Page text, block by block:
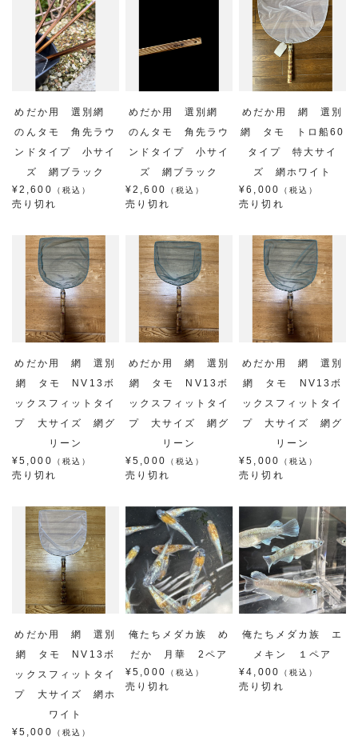
めだか用 選別網
のんタモ 角先ラウ
ンドタイプ 小サイ
ズ 網ブラック
¥2,600
（税込）
売り切れ
めだか用 選別網
のんタモ 角先ラウ
ンドタイプ 小サイ
ズ 網ブラック
¥2,600
（税込）
売り切れ
めだか用 網 選別
網 タモ トロ船60
タイプ 特大サイ
ズ 網ホワイト
¥6,000
（税込）
売り切れ
めだか用 網 選別
網 タモ NV13ボ
ックスフィットタイ
プ 大サイズ 網グ
リーン
¥5,000
（税込）
売り切れ
めだか用 網 選別
網 タモ NV13ボ
ックスフィットタイ
プ 大サイズ 網グ
リーン
¥5,000
（税込）
売り切れ
めだか用 網 選別
網 タモ NV13ボ
ックスフィットタイ
プ 大サイズ 網グ
リーン
¥5,000
（税込）
売り切れ
めだか用 網 選別
網 タモ NV13ボ
ックスフィットタイ
プ 大サイズ 網ホ
ワイト
¥5,000
（税込）
俺たちメダカ族 め
だか 月華 2ペア
¥5,000
（税込）
売り切れ
俺たちメダカ族 エ
メキン １ペア
¥4,000
（税込）
売り切れ